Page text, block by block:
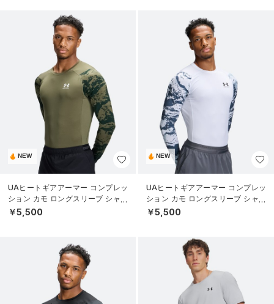
NEW
UAヒートギアアーマー コンプレッ
ション カモ ロングスリーブ シャツ
（トレーニング/MEN）
￥5,500
NEW
UAヒートギアアーマー コンプレッ
ション カモ ロングスリーブ シャツ
（トレーニング/MEN）
￥5,500